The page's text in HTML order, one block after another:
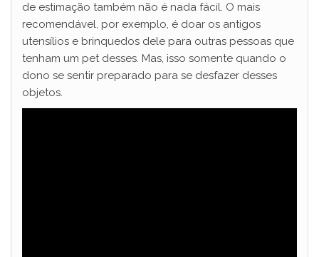
de estimação também não é nada fácil. O mais
recomendável, por exemplo, é doar os antigos
utensílios e brinquedos dele para outras pessoas que
tenham um pet desses. Mas, isso somente quando o
dono se sentir preparado para se desfazer desses
objetos.